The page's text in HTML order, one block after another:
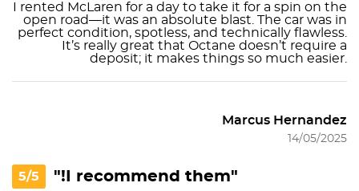
I rented McLaren for a day to take it for a spin on the
open road—it was an absolute blast. The car was in
perfect condition, spotless, and technically flawless.
It’s really great that Octane doesn’t require a
deposit; it makes things so much easier.
Marcus Hernandez
14/05/2025
5/5 "I recommend them!"